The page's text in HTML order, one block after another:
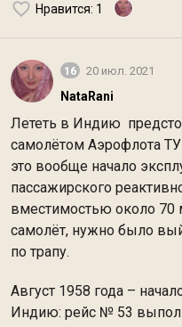
Нравится: 1
16 20 июл. 2021
NataRani
Лететь в Индию
самолётом Аэрофлота
это вообще начало
пассажирского
вместимостью около 70
самолёт, нужно было
по трапу.
Август 1958 года –
Индию: рейс № 53